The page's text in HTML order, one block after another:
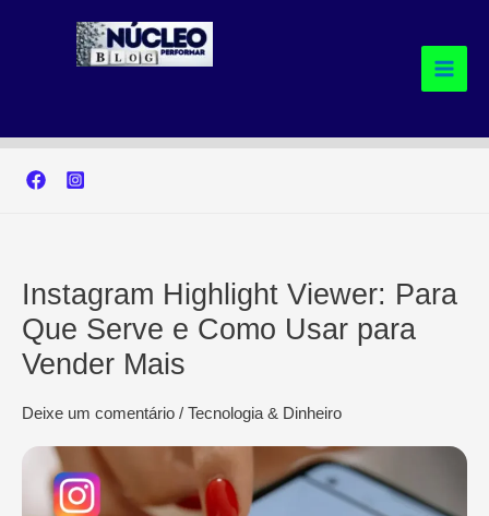
Instagram Highlight Viewer: Para
Que Serve e Como Usar para
Vender Mais
Deixe um comentário / Tecnologia & Dinheiro